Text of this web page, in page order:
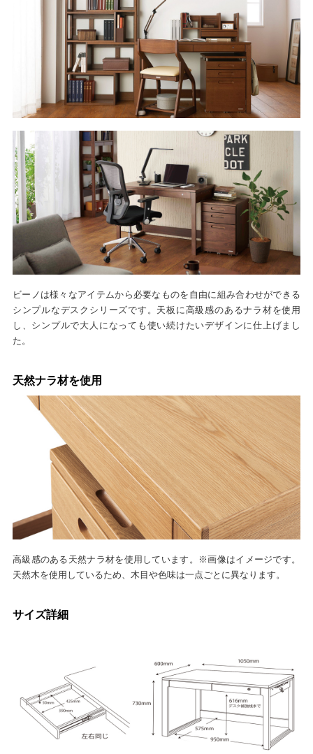
ビーノは様々なアイテムから必要なものを自由に組み合わせができる
シンプルなデスクシリーズです。天板に高級感のあるナラ材を使用
し、シンプルで大人になっても使い続けたいデザインに仕上げまし
た。
天然ナラ材を使用
高級感のある天然ナラ材を使用しています。※画像はイメージです。
天然木を使用しているため、木目や色味は一点ごとに異なります。
サイズ詳細